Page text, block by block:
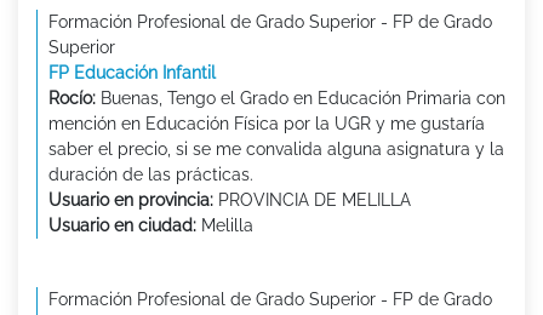
Formación Profesional de Grado Superior - FP de Grado
Superior
FP Educación Infantil
Rocío: Buenas, Tengo el Grado en Educación Primaria con
mención en Educación Física por la UGR y me gustaría
saber el precio, si se me convalida alguna asignatura y la
duración de las prácticas.
Usuario en provincia: PROVINCIA DE MELILLA
Usuario en ciudad: Melilla
Formación Profesional de Grado Superior - FP de Grado